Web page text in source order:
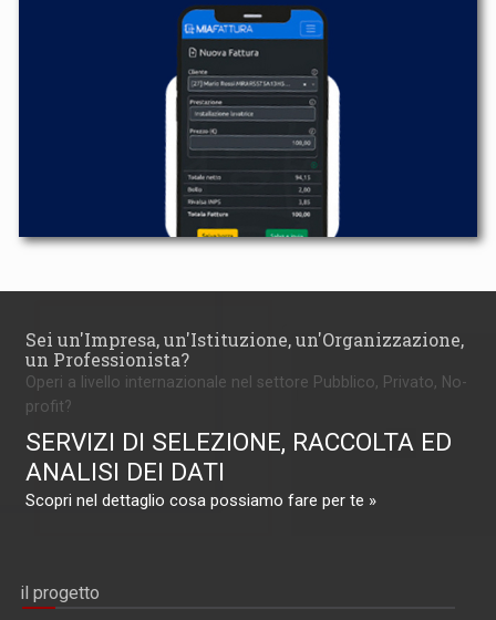
Sei un'Impresa, un'Istituzione, un'Organizzazione,
un Professionista?
Operi a livello internazionale nel settore Pubblico, Privato, No-
profit?
SERVIZI DI SELEZIONE, RACCOLTA ED
ANALISI DEI DATI
Scopri nel dettaglio cosa possiamo fare per te »
il progetto